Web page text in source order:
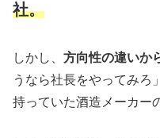
社。
しかし、 方向性の違いか
うなら社長をやってみろ
持っていた酒造メーカー